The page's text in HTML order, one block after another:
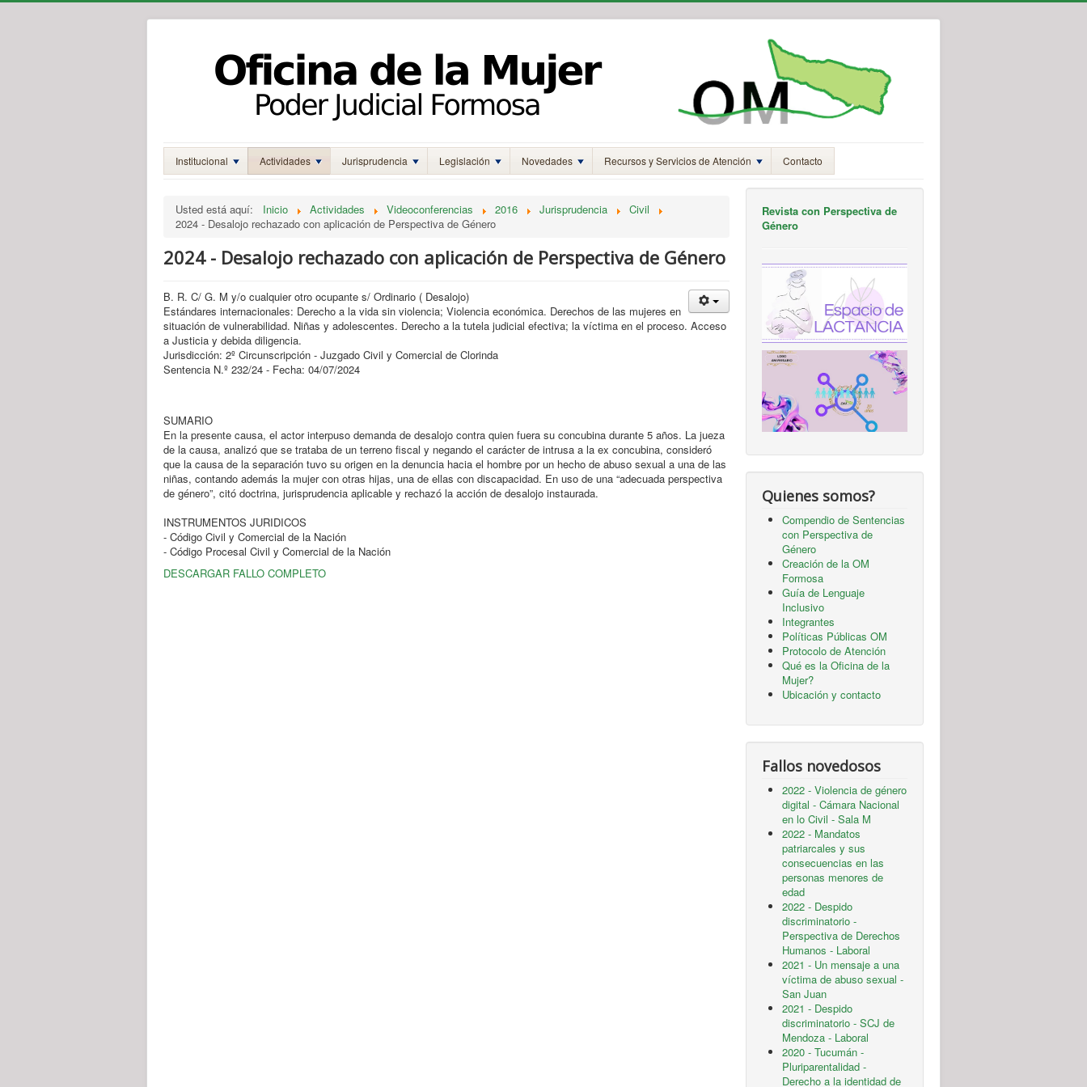
Institucional Actividades Jurisprudencia Legislación Novedades Recursos y Servicios de Atención Contacto
Usted está aquí: Inicio Actividades Videoconferencias 2016 Jurisprudencia
Civil
2024 - Desalojo rechazado con aplicación de Perspectiva de Género
2024 - Desalojo rechazado con aplicación de Perspectiva de Género
B. R. C/ G. M y/o cualquier otro ocupante s/ Ordinario ( Desalojo)
Estándares internacionales: Derecho a la vida sin violencia; Violencia económica. Derechos de las mujeres en
situación de vulnerabilidad. Niñas y adolescentes. Derecho a la tutela judicial efectiva; la víctima en el proceso. Acceso
a Justicia y debida diligencia.
Jurisdicción: 2º Circunscripción - Juzgado Civil y Comercial de Clorinda
Sentencia N.º 232/24 - Fecha: 04/07/2024
SUMARIO
En la presente causa, el actor interpuso demanda de desalojo contra quien fuera su concubina durante 5 años. La jueza
de la causa, analizó que se trataba de un terreno fiscal y negando el carácter de intrusa a la ex concubina, consideró
que la causa de la separación tuvo su origen en la denuncia hacia el hombre por un hecho de abuso sexual a una de las
niñas, contando además la mujer con otras hijas, una de ellas con discapacidad. En uso de una “adecuada perspectiva
de género”, citó doctrina, jurisprudencia aplicable y rechazó la acción de desalojo instaurada.
INSTRUMENTOS JURIDICOS
- Código Civil y Comercial de la Nación
- Código Procesal Civil y Comercial de la Nación
DESCARGAR FALLO COMPLETO
Revista con Perspectiva de
Género
Quienes somos?
Compendio de Sentencias
con Perspectiva de
Género
Creación de la OM
Formosa
Guía de Lenguaje
Inclusivo
Integrantes
Políticas Públicas OM
Protocolo de Atención
Qué es la Oficina de la
Mujer?
Ubicación y contacto
Fallos novedosos
2022 - Violencia de género
digital - Cámara Nacional
en lo Civil - Sala M
2022 - Mandatos
patriarcales y sus
consecuencias en las
personas menores de
edad
2022 - Despido
discriminatorio -
Perspectiva de Derechos
Humanos - Laboral
2021 - Un mensaje a una
víctima de abuso sexual -
San Juan
2021 - Despido
discriminatorio - SCJ de
Mendoza - Laboral
2020 - Tucumán -
Pluriparentalidad -
Derecho a la identidad de